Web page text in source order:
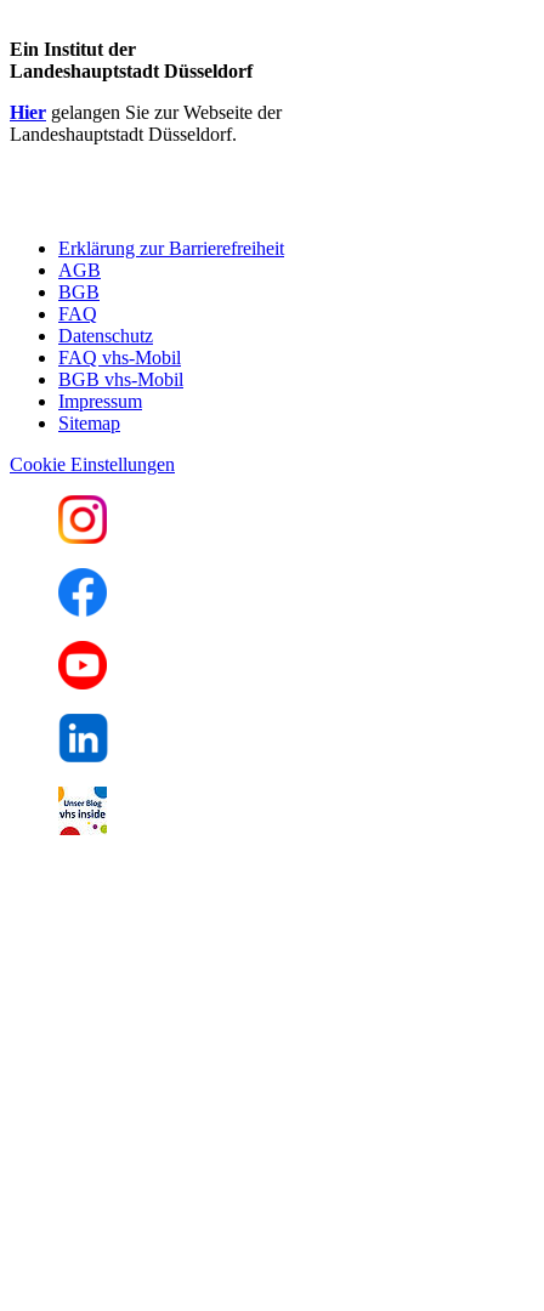
Ein Institut der
Landeshauptstadt Düsseldorf
Hier gelangen Sie zur Webseite der
Landeshauptstadt Düsseldorf.
Erklärung zur Barrierefreiheit
AGB
BGB
FAQ
Datenschutz
FAQ vhs-Mobil
BGB vhs-Mobil
Impressum
Sitemap
Cookie Einstellungen